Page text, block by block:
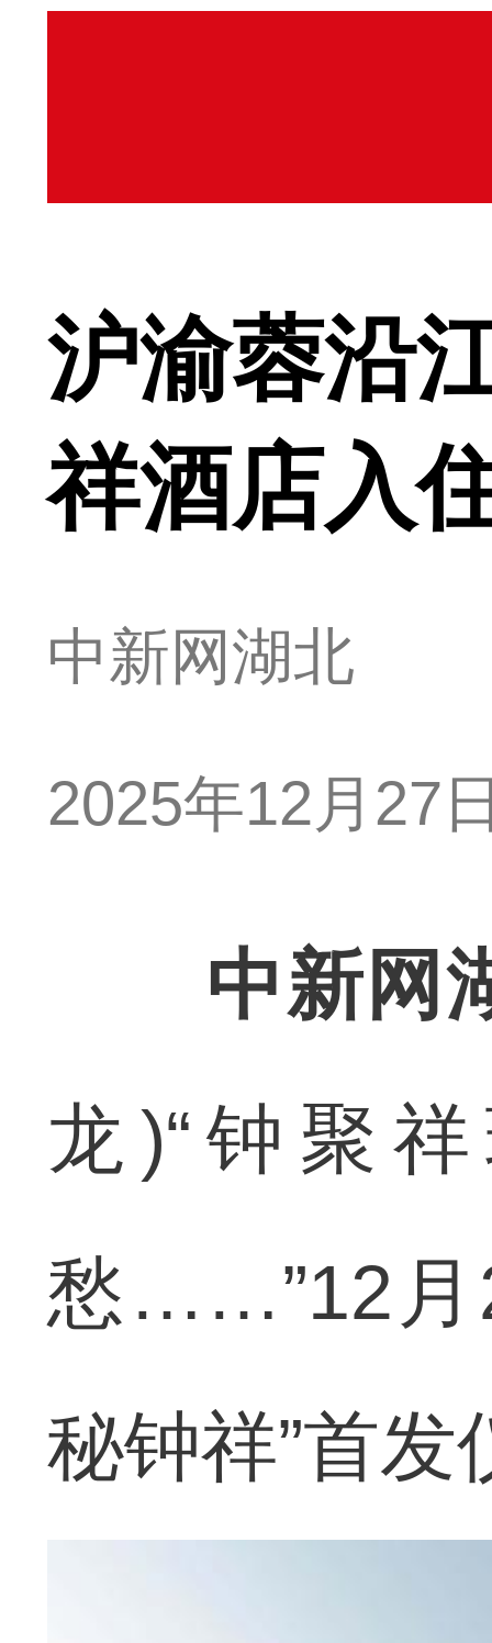
沪渝蓉沿
祥酒店入
中新网湖北
2025年12月27
中新网
龙)“钟聚
愁……”12月
秘钟祥”首